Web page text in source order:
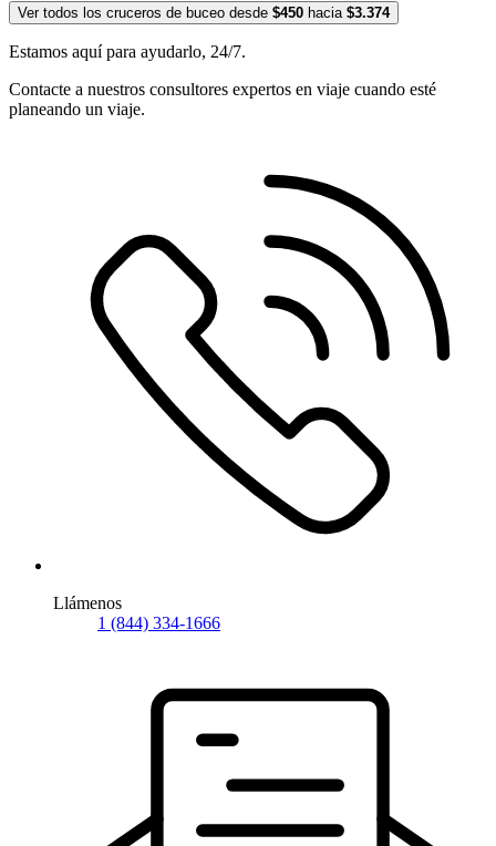
Ver todos los cruceros de buceo desde $450 hacia $3.374
Estamos aquí para ayudarlo, 24/7.
Contacte a nuestros consultores expertos en viaje cuando esté
planeando un viaje.
Llámenos
1 (844) 334-1666